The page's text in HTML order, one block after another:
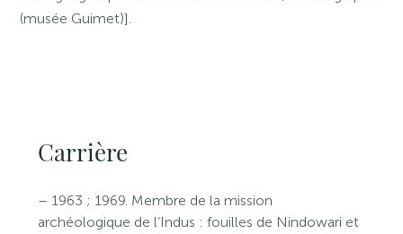
(musée Guimet)].
Carrière
– 1963 ; 1969. Membre de la mission
archéologique de l’Indus : fouilles de Nindowari et